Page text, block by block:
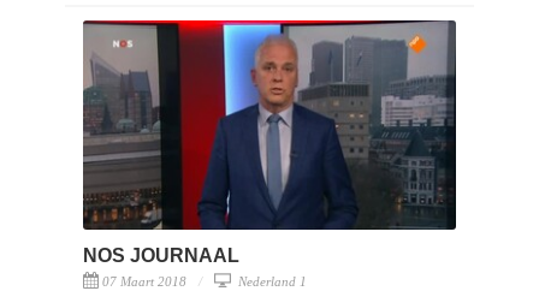
NOS JOURNAAL
07 Maart 2018 Nederland 1